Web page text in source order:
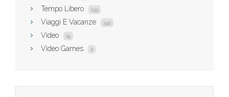
Tempo Libero 133
Viaggi E Vacanze 341
Video 15
Video Games 2